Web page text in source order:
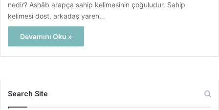
nedir? Ashâb arapça sahip kelimesinin çoğuludur. Sahip
kelimesi dost, arkadaş yaren…
Devamını Oku »
Search Site